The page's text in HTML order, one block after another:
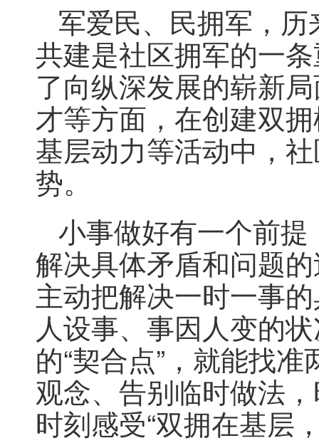
军爱民、民拥军，
共建是社区拥军的一
了向纵深发展的崭新
才等方面，在创建双
基层动力等活动中，
势。
小事做好有一个前提
解决具体矛盾和问题
主动把解决一时一事
人设事、事因人变的
的“契合点”，就能找
观念、告别临时做法
时刻感受“双拥在基层